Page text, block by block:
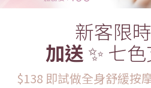
新客限
加送✨ 七
$138 即試做全身舒緩按